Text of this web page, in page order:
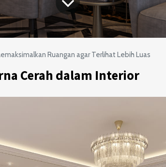
Ruangan agar Terlihat Lebih Luas
Cerah dalam Interior